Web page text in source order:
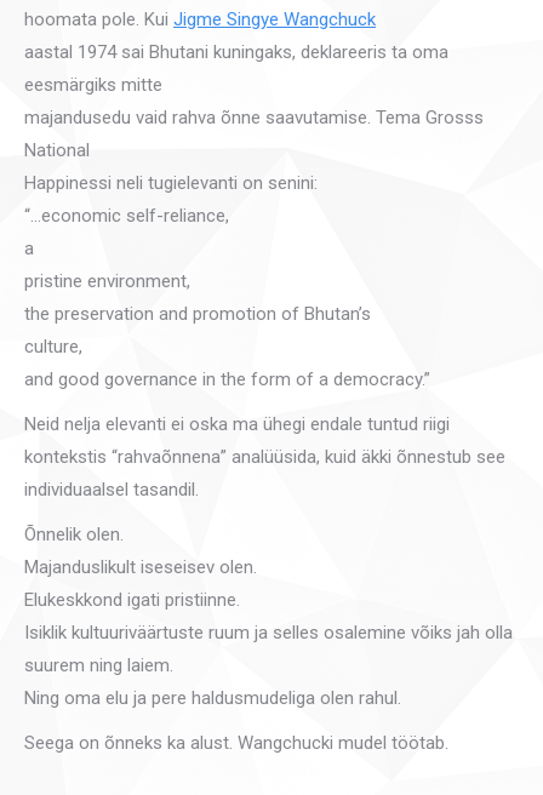
hoomata pole. Kui Jigme Singye Wangchuck
aastal 1974 sai Bhutani kuningaks, deklareeris ta oma
eesmärgiks mitte
majandusedu vaid rahva õnne saavutamise. Tema Grosss
National
Happinessi neli tugielevanti on senini:
“…economic self-reliance,
a
pristine environment,
the preservation and promotion of Bhutan’s
culture,
and good governance in the form of a democracy.”
Neid nelja elevanti ei oska ma ühegi endale tuntud riigi
kontekstis “rahvaõnnena” analüüsida, kuid äkki õnnestub see
individuaalsel tasandil.
Õnnelik olen.
Majanduslikult iseseisev olen.
Elukeskkond igati pristiinne.
Isiklik kultuuriväärtuste ruum ja selles osalemine võiks jah olla
suurem ning laiem.
Ning oma elu ja pere haldusmudeliga olen rahul.
Seega on õnneks ka alust. Wangchucki mudel töötab.